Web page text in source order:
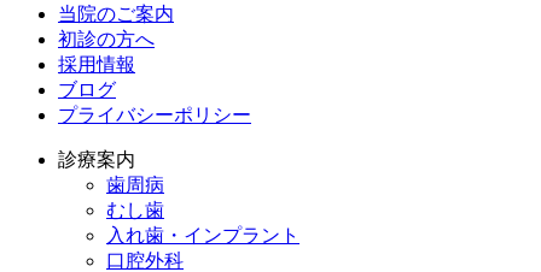
当院のご案内
初診の方へ
採用情報
ブログ
プライバシーポリシー
診療案内
歯周病
むし歯
入れ歯・インプラント
口腔外科